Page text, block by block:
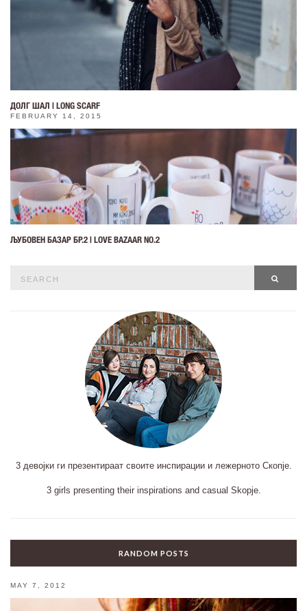
ДОЛГ ШАЛ | LONG SCARF
FEBRUARY 14, 2015
ЉУБОВЕН БАЗАР БР.2 | LOVE BAZAAR NO.2
3 девојки ги презентираат своите инспирации и лежерното Скопје.
3 girls presenting their inspirations and casual Skopje.
RANDOM POSTS
MAY 7, 2012